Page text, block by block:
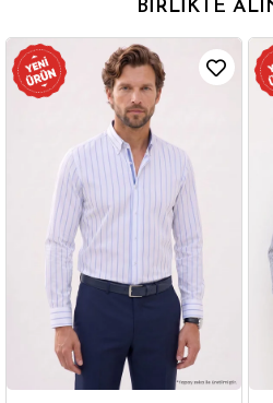
BIRLIKTE